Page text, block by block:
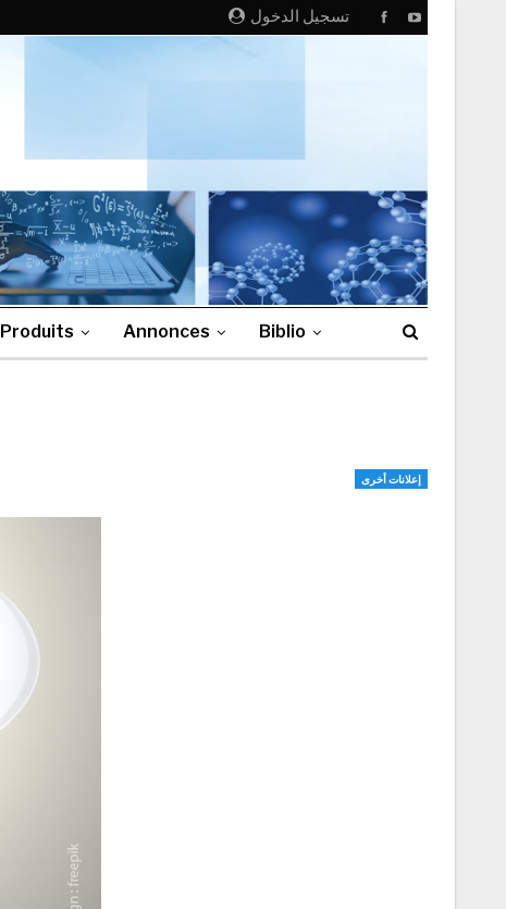
تسجيل الدخول
Produits Annonces Biblio
إعلانات أخرى